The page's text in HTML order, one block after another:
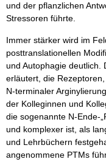
und der pflanzlichen
Stressoren führte.
Immer stärker wird im
posttranslationellen
und Autophagie deutlich.
erläutert, die
N-terminaler
der Kolleginnen und
die sogenannte N-Ende-
und komplexer ist, als
und Lehrbüchern
angenommene PTMs